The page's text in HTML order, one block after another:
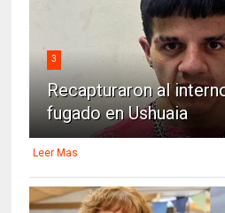
3
Recapturaron al
fugado en Ushuaia
Leer Mas